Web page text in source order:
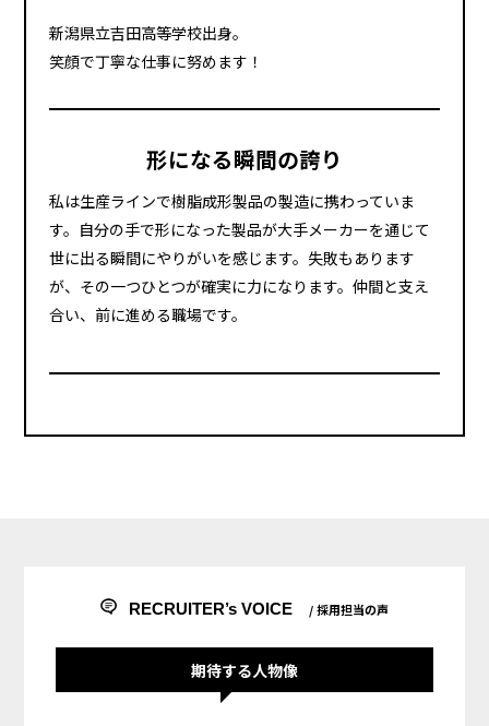
新潟県立吉田高等学校出身。
笑顔で丁寧な仕事に努めます！
形になる瞬間の誇り
私は生産ラインで樹脂成形製品の製造に携わっていま
す。自分の手で形になった製品が大手メーカーを通じて
世に出る瞬間にやりがいを感じます。失敗もあります
が、その一つひとつが確実に力になります。仲間と支え
合い、前に進める職場です。
RECRUITER’s VOICE / 採用担当の声
期待する人物像